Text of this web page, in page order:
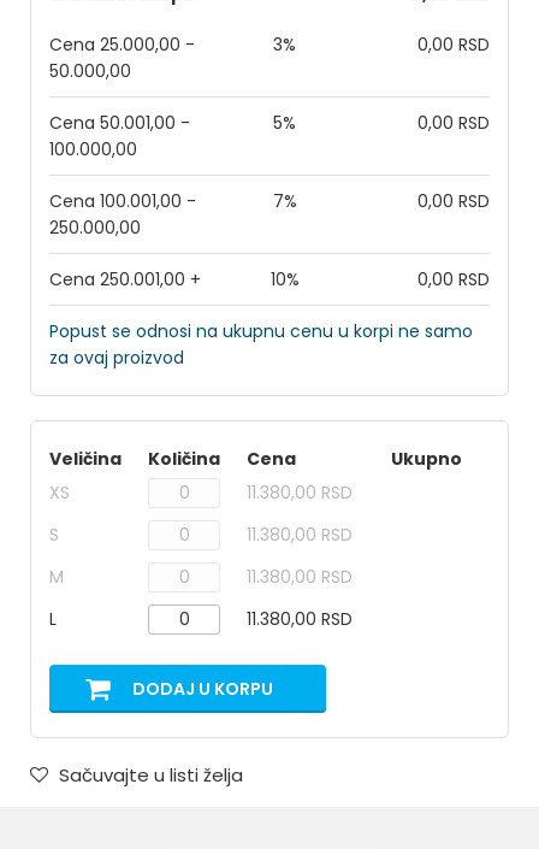
Cena 25.000,00 -
50.000,00
3% 0,00 RSD
Cena 50.001,00 -
100.000,00
5% 0,00 RSD
Cena 100.001,00 -
250.000,00
7% 0,00 RSD
Cena 250.001,00 + 10% 0,00 RSD
Popust se odnosi na ukupnu cenu u korpi ne samo
za ovaj proizvod
Veličina Količina Cena
Ukupno
XS
11.380,00 RSD
S
11.380,00 RSD
M
11.380,00 RSD
L
11.380,00 RSD
DODAJ U KORPU
Sačuvajte u listi želja